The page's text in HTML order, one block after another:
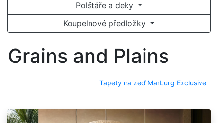
Polštáře a deky
Koupelnové předložky
Grains and Plains
Tapety na zeď Marburg Exclusive